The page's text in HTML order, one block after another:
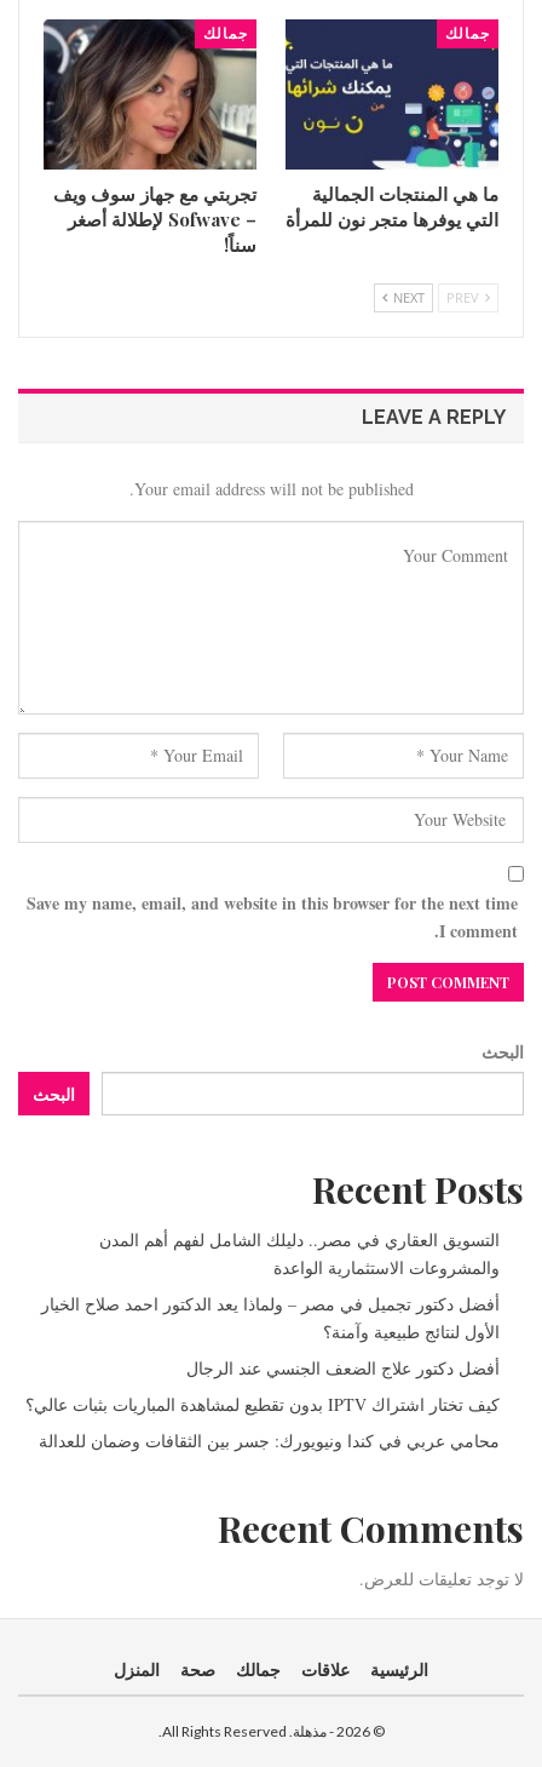
جمالك
ما هي المنتجات الجمالية
التي يوفرها متجر نون للمرأة
جمالك
تجربتي مع جهاز سوف ويف
– Sofwave لإطلالة أصغر
سناً!
NEXT
LEAVE A REPLY
Your email address will not be published.
Save my name, email, and website in this browser for the next time
I comment.
البحث
البحث
Recent Posts
التسويق العقاري في مصر.. دليلك الشامل لفهم أهم المدن
والمشروعات الاستثمارية الواعدة
أفضل دكتور تجميل في مصر – ولماذا يعد الدكتور احمد صلاح الخيار
الأول لنتائج طبيعية وآمنة؟
أفضل دكتور علاج الضعف الجنسي عند الرجال
كيف تختار اشتراك IPTV بدون تقطيع لمشاهدة المباريات بثبات عالي؟
محامي عربي في كندا ونيويورك: جسر بين الثقافات وضمان للعدالة
Recent Comments
لا توجد تعليقات للعرض.
الرئيسية علاقات جمالك صحة المنزل
© 2026 - مذهلة. All Rights Reserved.